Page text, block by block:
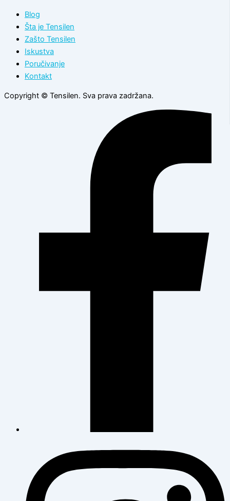
Blog
Šta je Tensilen
Zašto Tensilen
Iskustva
Poručivanje
Kontakt
Copyright © Tensilen. Sva prava zadržana.